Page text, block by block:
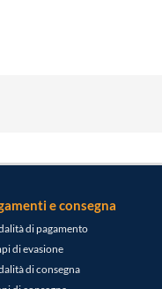
e consegna
di pagamento
di evasione
di consegna